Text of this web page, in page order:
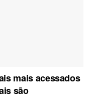
mais acessados
são